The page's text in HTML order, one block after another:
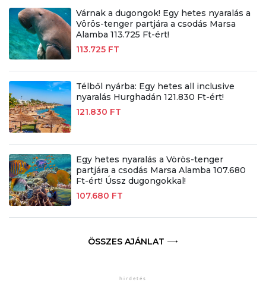
Várnak a dugongok! Egy hetes nyaralás a
Vörös-tenger partjára a csodás Marsa
Alamba 113.725 Ft-ért!
113.725 FT
Télből nyárba: Egy hetes all inclusive
nyaralás Hurghadán 121.830 Ft-ért!
121.830 FT
Egy hetes nyaralás a Vörös-tenger
partjára a csodás Marsa Alamba 107.680
Ft-ért! Ússz dugongokkal!
107.680 FT
ÖSSZES AJÁNLAT